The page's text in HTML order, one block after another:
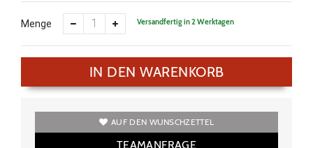
Menge Versandfertig in 2 Werktagen
IN DEN WARENKORB
AUF DEN WUNSCHZETTEL
TEAMANFRAGE